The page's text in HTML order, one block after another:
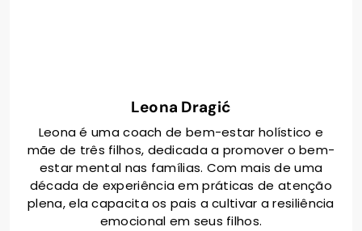
Leona Dragić
Leona é uma coach de bem-estar holístico e
mãe de três filhos, dedicada a promover o bem-
estar mental nas famílias. Com mais de uma
década de experiência em práticas de atenção
plena, ela capacita os pais a cultivar a resiliência
emocional em seus filhos.